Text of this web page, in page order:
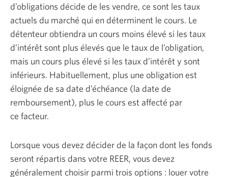
d’obligations décide de les vendre, ce sont les taux
actuels du marché qui en déterminent le cours. Le
détenteur obtiendra un cours moins élevé si les taux
d’intérêt sont plus élevés que le taux de l’obligation,
mais un cours plus élevé si les taux d’intérêt y sont
inférieurs. Habituellement, plus une obligation est
éloignée de sa date d’échéance (la date de
remboursement), plus le cours est affecté par
ce facteur.
Lorsque vous devez décider de la façon dont les fonds
seront répartis dans votre REER, vous devez
généralement choisir parmi trois options : louer votre